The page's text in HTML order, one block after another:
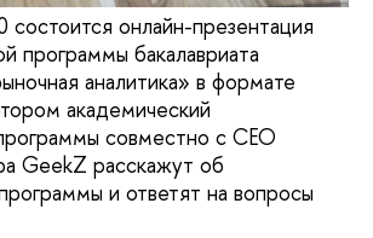
онлайн-презентация
программы бакалавриата
аналитика» в формате
академический
совместно с СЕО
GeekZ расскажут об
и ответят на вопросы